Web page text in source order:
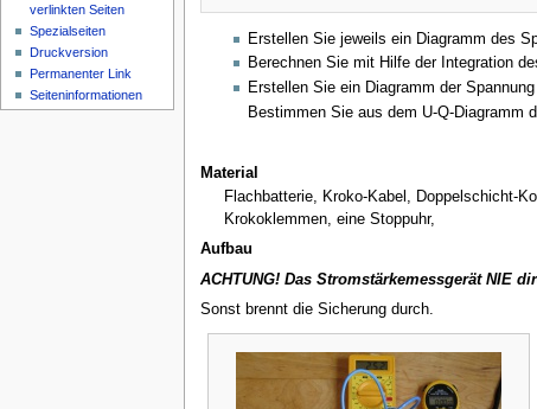
Erstellen Sie jeweils ein Diagramm des
Berechnen Sie mit Hilfe der Integration
Erstellen Sie ein Diagramm der Spannung
Bestimmen Sie aus dem U-Q-Diagramm
Material
Flachbatterie, Kroko-Kabel, Doppelschicht-
Krokoklemmen, eine Stoppuhr,
Aufbau
ACHTUNG! Das Stromstärkemessgerät NIE
Sonst brennt die Sicherung durch.
verlinkten Seiten
Spezialseiten
Druckversion
Permanenter Link
Seiteninformationen